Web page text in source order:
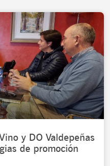
y DO Valdepeñas
de promoción